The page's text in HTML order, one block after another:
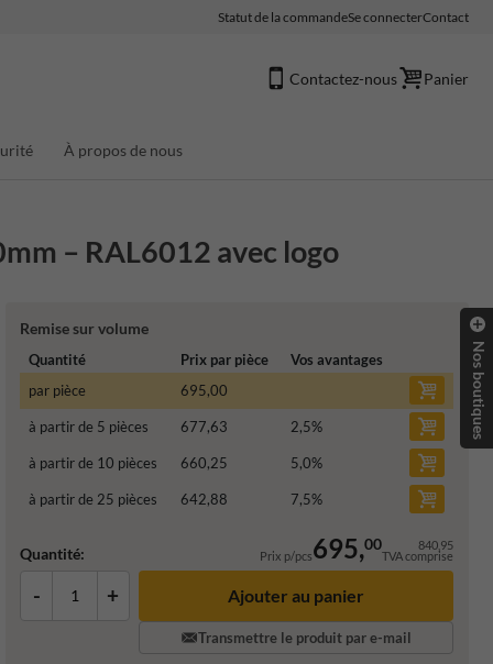
Statut de la commandeSe connecterContact
Contactez-nous Panier
À propos de nous
– RAL6012 avec logo
Remise sur volume
Quantité Prix par pièce
Vos avantages
par pièce
695,00
à partir de 5 pièces 677,63 2,5%
à partir de 10 pièces 660,25 5,0%
à partir de 25 pièces 642,88 7,5%
Quantité: Prix p/pcs695,00 840,95
TVA comprise
- + Ajouter au panier
Transmettre le produit par e-mail
Nos boutiques